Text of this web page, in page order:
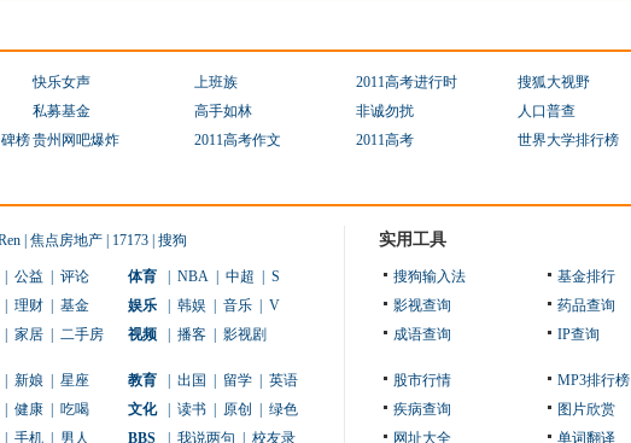
快乐女声 上班族 2011高考进行时
搜狐大视野
私募基金 高手如林 非诚勿扰
人口普查
榜贵州网吧爆炸 2011高考作文 2011高考 世界大学排行榜
焦点房地产 17173 搜狗
公益 评论 体育 NBA 中超
S
理财 基金 娱乐 韩娱 音乐
V
家居 二手房 视频 播客 影视剧
新娘 星座 教育 出国 留学
英语
健康 吃喝 文化 读书 原创
绿色
手机 男人 BBS 我说两句 校友录
实用工具
搜狗输入法
基金排行
影视查询
药品查询
成语查询
IP查询
股市行情
MP3排行榜
疾病查询
图片欣赏
网址大全
单词翻译